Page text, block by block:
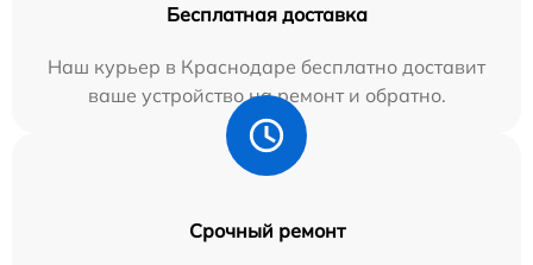
Бесплатная доставка
Наш курьер в Краснодаре бесплатно доставит
ваше устройство на ремонт и обратно.
Срочный ремонт